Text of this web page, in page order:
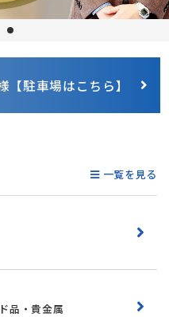
【駐車場はこちら】
一覧を見る
品・貴金属